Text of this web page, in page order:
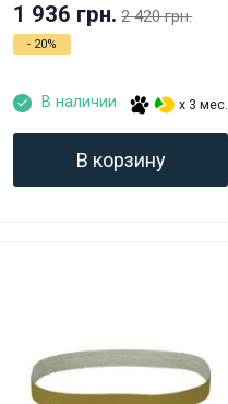
1 936 грн. 2 420 грн.
- 20%
В наличии x 3 мес.
В корзину